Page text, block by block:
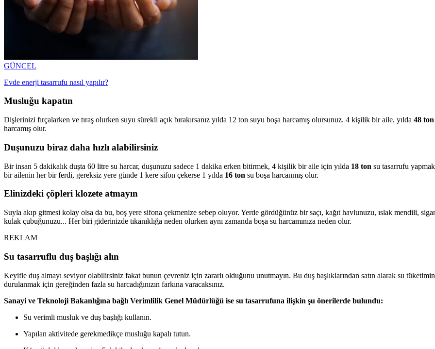
GÜNCEL
Evde enerji tasarrufu nasıl yapılır?
Musluğu kapatın
Dişlerinizi fırçalarken ve tıraş olurken suyu sürekli açık bırakırsanız yılda 12 ton suyu boşa harcamış olursunuz. 4 kişilik bir aile, yılda 48 ton
harcamış olur.
Duşunuzu biraz daha hızlı alabilirsiniz
Bir insan 5 dakikalık duşta 60 litre su harcar, duşunuzu sadece 1 dakika erken bitirmek, 4 kişilik bir aile için yılda 18 ton su tasarrufu
bir ailenin her bir ferdi, gereksiz yere günde 1 kere sifon çekerse 1 yılda 16 ton su boşa harcanmış olur.
Elinizdeki çöpleri klozete atmayın
Suyla akıp gitmesi kolay olsa da bu, boş yere sifona çekmenize sebep oluyor. Yerde gördüğünüz bir saçı, kağıt havlunuzu, ıslak mendili,
kulak çubuğunuzu... Her biri giderinizde tıkanıklığa neden olurken aynı zamanda boşa su harcamınıza neden olur.
REKLAM
Su tasarruflu duş başlığı alın
Keyifle duş almayı seviyor olabilirsiniz fakat bunun çevreniz için zararlı olduğunu unutmayın. Bu duş başlıklarından satın alarak su
durulanmak için gereğinden fazla su harcadığınızın farkına varacaksınız.
Sanayi ve Teknoloji Bakanlığına bağlı Verimlilik Genel Müdürlüğü ise su tasarrufuna ilişkin şu önerilerde bulundu:
Su verimli musluk ve duş başlığı kullanın.
Yapılan aktivitede gerekmedikçe musluğu kapalı tutun.